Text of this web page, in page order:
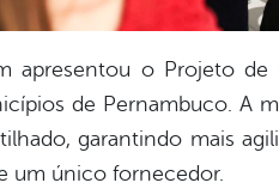
apresentou o Projeto
de Pernambuco. A
garantindo mais
um único fornecedor.